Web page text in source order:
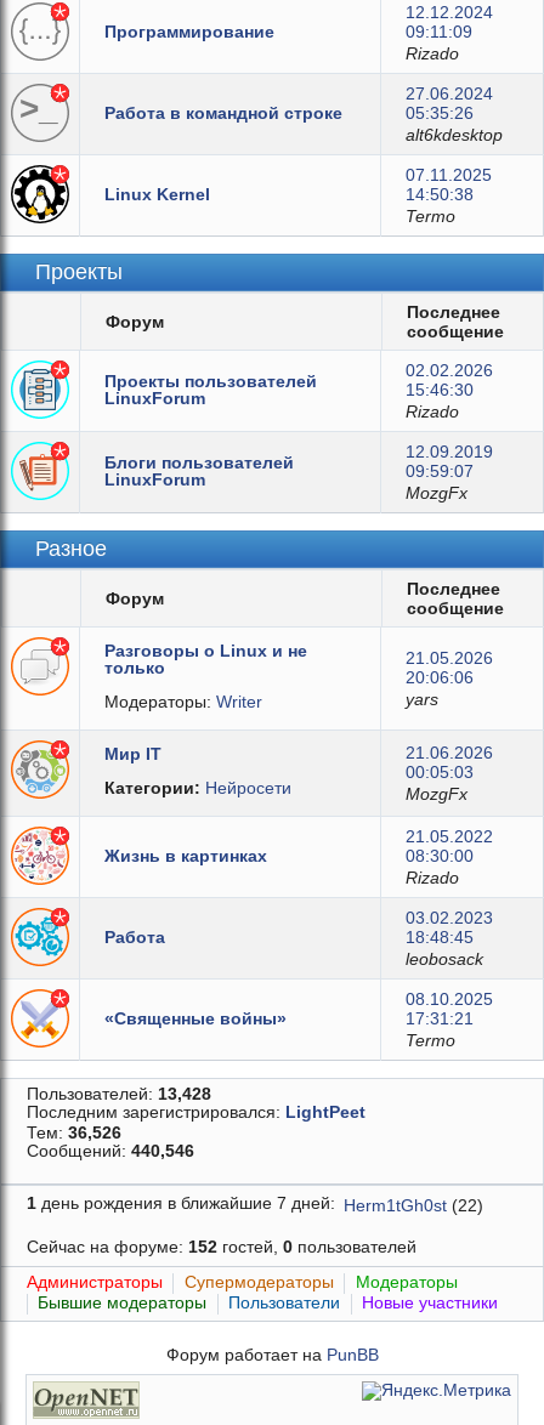
Программирование
12.12.2024
09:11:09
Rizado
Работа в командной строке
27.06.2024
05:35:26
alt6kdesktop
Linux Kernel
07.11.2025
14:50:38
Termo
Проекты
Форум
Последнее
сообщение
Проекты пользователей
LinuxForum
02.02.2026
15:46:30
Rizado
Блоги пользователей
LinuxForum
12.09.2019
09:59:07
MozgFx
Разное
Форум
Последнее
сообщение
Разговоры о Linux и не
только
Модераторы: Writer
21.05.2026
20:06:06
yars
Мир IT
Категории: Нейросети
21.06.2026
00:05:03
MozgFx
Жизнь в картинках
21.05.2022
08:30:00
Rizado
Работа
03.02.2023
18:48:45
leobosack
«Священные войны»
08.10.2025
17:31:21
Termo
Пользователей: 13,428
Последним зарегистрировался: LightPeet
Тем: 36,526
Сообщений: 440,546
1 день рождения в ближайшие 7 дней: Herm1tGh0st (22)
Сейчас на форуме: 152 гостей, 0 пользователей
Администраторы
Супермодераторы
Модераторы
Бывшие модераторы
Пользователи Новые участники
Форум работает на PunBB